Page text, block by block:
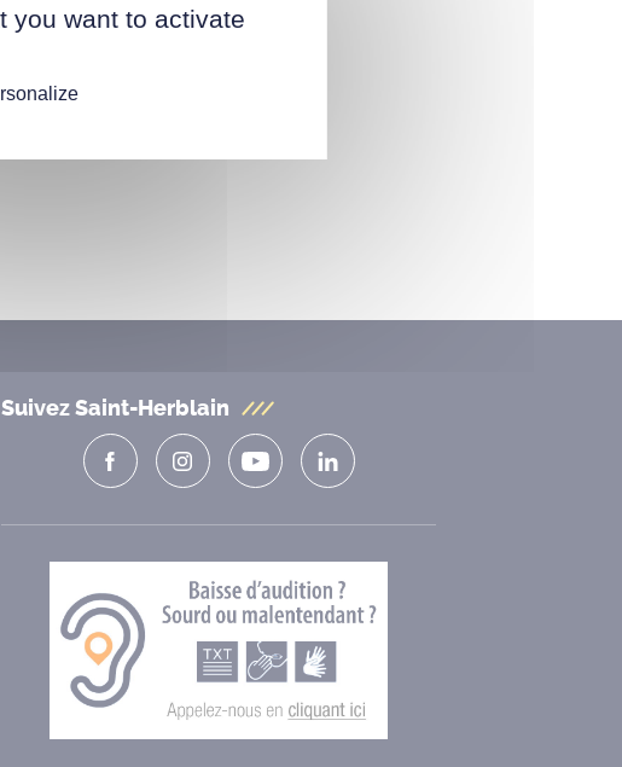
Suivez Saint-Herblain
you want to activate